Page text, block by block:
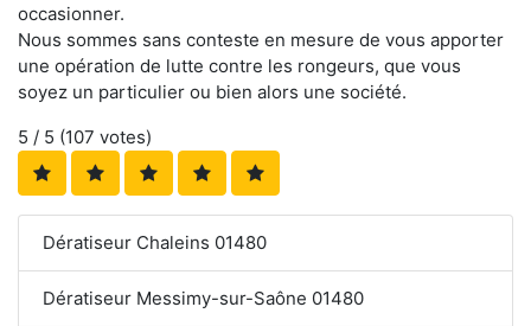
occasionner.
Nous sommes sans conteste en mesure de vous apporter
une opération de lutte contre les rongeurs, que vous
soyez un particulier ou bien alors une société.
5 / 5 (107 votes)
Dératiseur Chaleins 01480
Dératiseur Messimy-sur-Saône 01480